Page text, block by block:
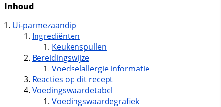
Inhoud
Ui-parmezaandip
Ingrediënten
Keukenspullen
Bereidingswijze
Voedselallergie informatie
Reacties op dit recept
Voedingswaardetabel
Voedingswaardegrafiek